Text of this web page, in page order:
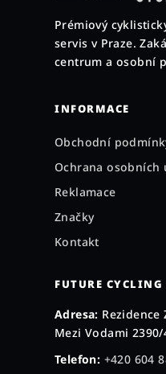
Prémiový
servis v Praze.
centrum a osobní
INFORMACE
Obchodní
Ochrana osobních
Reklamace
Značky
Kontakt
FUTURE CYCLING
Adresa: Rezidence
Mezi Vodami
Telefon: +420 604